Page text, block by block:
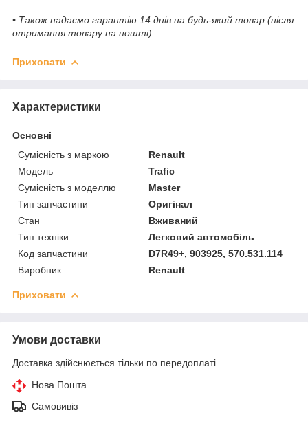
• Також надаємо гарантію 14 днів на будь-який товар (після
отримання товару на пошті).
Приховати
Характеристики
Основні
Сумісність з маркою
Renault
Модель
Trafic
Сумісність з моделлю
Master
Тип запчастини
Оригінал
Стан
Вживаний
Тип техніки
Легковий автомобіль
Код запчастини
D7R49+, 903925, 570.531.114
Виробник
Renault
Приховати
Умови доставки
Доставка здійснюється тільки по передоплаті.
Нова Пошта
Самовивіз